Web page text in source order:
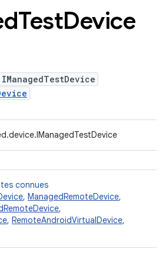
TestDevice
connues
, ManagedRemoteDevice,
,
, RemoteAndroidVirtualDevice,